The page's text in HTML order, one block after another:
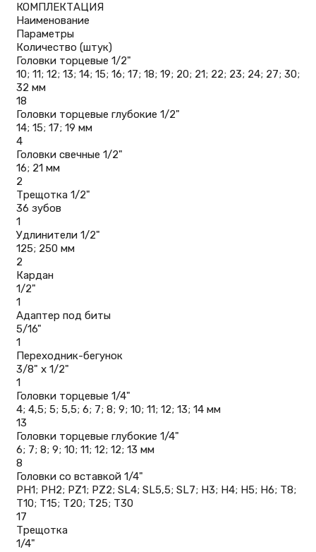
КОМПЛЕКТАЦИЯ
Наименование
Параметры
Количество (штук)
Головки торцевые 1/2"
10; 11; 12; 13; 14; 15; 16; 17; 18; 19; 20; 21; 22; 23; 24; 27; 30;
32 мм
18
Головки торцевые глубокие 1/2"
14; 15; 17; 19 мм
4
Головки свечные 1/2"
16; 21 мм
2
Трещотка 1/2"
36 зубов
1
Удлинители 1/2"
125; 250 мм
2
Кардан
1/2"
1
Адаптер под биты
5/16"
1
Переходник-бегунок
3/8" х 1/2"
1
Головки торцевые 1/4"
4; 4,5; 5; 5,5; 6; 7; 8; 9; 10; 11; 12; 13; 14 мм
13
Головки торцевые глубокие 1/4"
6; 7; 8; 9; 10; 11; 12; 12; 13 мм
8
Головки со вставкой 1/4"
PH1; PH2; PZ1; PZ2; SL4; SL5,5; SL7; H3; H4; H5; H6; T8;
T10; T15; T20; T25; T30
17
Трещотка
1/4"